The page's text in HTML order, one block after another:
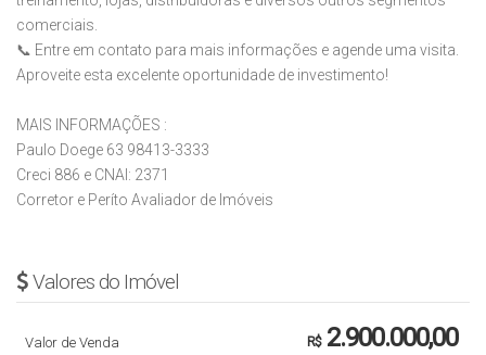
comerciais.
📞 Entre em contato para mais informações e agende uma visita.
Aproveite esta excelente oportunidade de investimento!
MAIS INFORMAÇÕES :
Paulo Doege 63 98413-3333
Creci 886 e CNAI: 2371
Corretor e Períto Avaliador de Imóveis
Valores do Imóvel
R$2.900.000,00
Valor de Venda